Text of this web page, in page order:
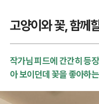
고양이와 꽃, 함께
작가님 피드에 간간히 등
아 보이던데 꽃을 좋아하